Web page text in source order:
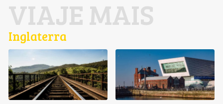
VIAJE MAIS
Inglaterra